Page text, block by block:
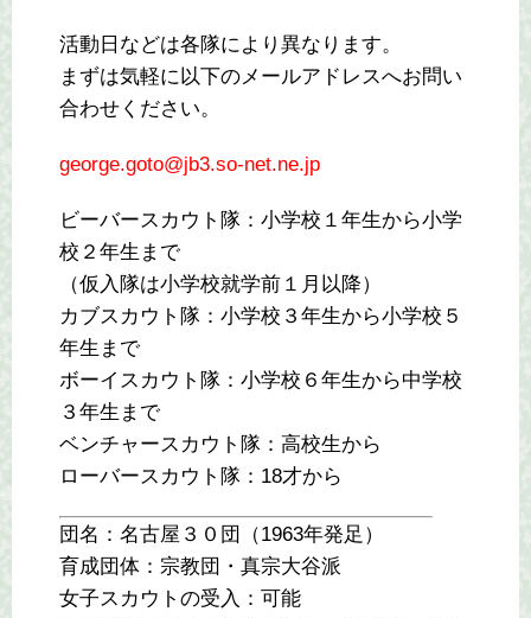
活動日などは各隊により異なります。
まずは気軽に以下のメールアドレスへお問い
合わせください。
george.goto@jb3.so-net.ne.jp
ビーバースカウト隊：小学校１年生から小学
校２年生まで
（仮入隊は小学校就学前１月以降）
カブスカウト隊：小学校３年生から小学校５
年生まで
ボーイスカウト隊：小学校６年生から中学校
３年生まで
ベンチャースカウト隊：高校生から
ローバースカウト隊：18才から
団名：名古屋３０団（1963年発足）
育成団体：宗教団・真宗大谷派
女子スカウトの受入：可能